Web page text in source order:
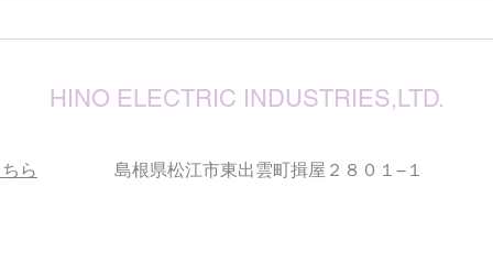
確保
HINO ELECTRIC INDUSTRIES,LTD.
ら 島根県松江市東出雲町揖屋２８０１−１